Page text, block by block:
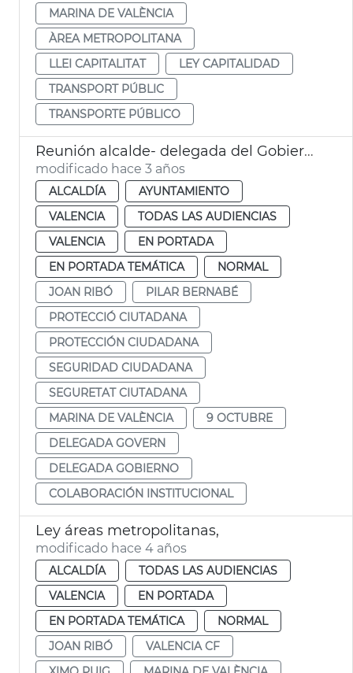
MARINA DE VALÈNCIA
ÀREA METROPOLITANA
LLEI CAPITALITAT
LEY CAPITALIDAD
TRANSPORT PÚBLIC
TRANSPORTE PÚBLICO
Reunión alcalde- delegada del Gobierno
modificado hace 3 años
ALCALDÍA
AYUNTAMIENTO
VALENCIA
TODAS LAS AUDIENCIAS
VALENCIA
EN PORTADA
EN PORTADA TEMÁTICA
NORMAL
JOAN RIBÓ
PILAR BERNABÉ
PROTECCIÓ CIUTADANA
PROTECCIÓN CIUDADANA
SEGURIDAD CIUDADANA
SEGURETAT CIUTADANA
MARINA DE VALÈNCIA
9 OCTUBRE
DELEGADA GOVERN
DELEGADA GOBIERNO
COLABORACIÓN INSTITUCIONAL
Ley áreas metropolitanas,
modificado hace 4 años
ALCALDÍA
TODAS LAS AUDIENCIAS
VALENCIA
EN PORTADA
EN PORTADA TEMÁTICA
NORMAL
JOAN RIBÓ
VALENCIA CF